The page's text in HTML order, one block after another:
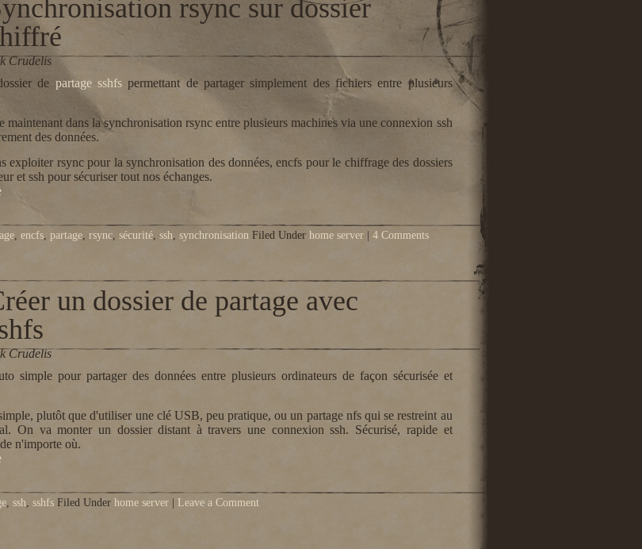
rsync sur dossier
Crudelis
de partage sshfs permettant de partager simplement des fichiers entre plusieurs
maintenant dans la synchronisation rsync entre plusieurs machines via une connexion ssh
des données.
exploiter rsync pour la synchronisation des données, encfs pour le chiffrage des dossiers
et ssh pour sécuriser tout nos échanges.
, encfs, partage, rsync, sécurité, ssh, synchronisationFiled Under home server| 4 Comments
un dossier de partage avec
Crudelis
simple pour partager des données entre plusieurs ordinateurs de façon sécurisée et
plutôt que d'utiliser une clé USB, peu pratique, ou un partage nfs qui se restreint au
On va monter un dossier distant à travers une connexion ssh. Sécurisé, rapide et
n'importe où.
, ssh, sshfsFiled Under home server| Leave a Comment